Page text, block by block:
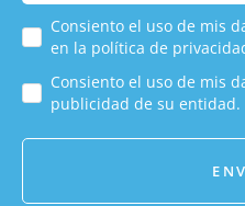
Consiento el uso de mis
en la política de privacidad
Consiento el uso de mis
publicidad de su entidad.